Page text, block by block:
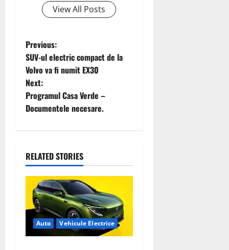
View All Posts
P
o
s
t
a
v
a
Previous:
SUV-ul electric compact de la
Volvo va fi numit EX30
Next:
Programul Casa Verde –
Documentele necesare.
RELATED STORIES
Auto Vehicule Electrice